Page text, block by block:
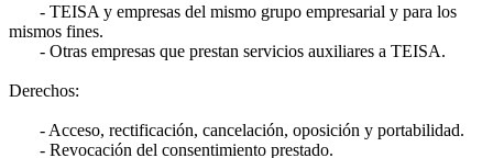
- TEISA y empresas del mismo grupo empresarial y para los
mismos fines.
- Otras empresas que prestan servicios auxiliares a TEISA.
Derechos:
- Acceso, rectificación, cancelación, oposición y portabilidad.
- Revocación del consentimiento prestado.